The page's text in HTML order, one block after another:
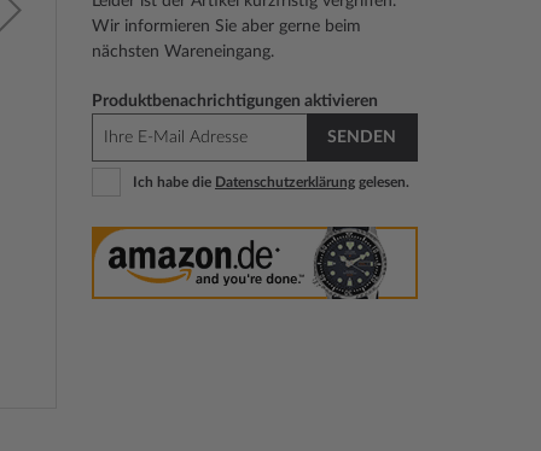
Wir informieren Sie aber gerne beim
nächsten Wareneingang.
Produktbenachrichtigungen aktivieren
SENDEN
Ich habe die Datenschutzerklärung gelesen.